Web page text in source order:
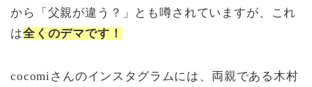
から「父親が違う？」とも噂されていますが、これ
は全くのデマです！
cocomiさんのインスタグラムには、両親である木村